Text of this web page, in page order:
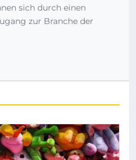
sich durch einen
zur Branche der